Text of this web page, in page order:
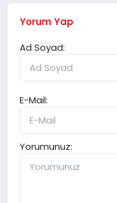
Yorum Yap
Ad Soyad:
E-Mail:
Yorumunuz: